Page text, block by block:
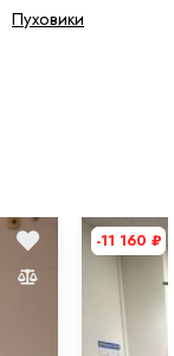
Пуховики
-11 160 ₽